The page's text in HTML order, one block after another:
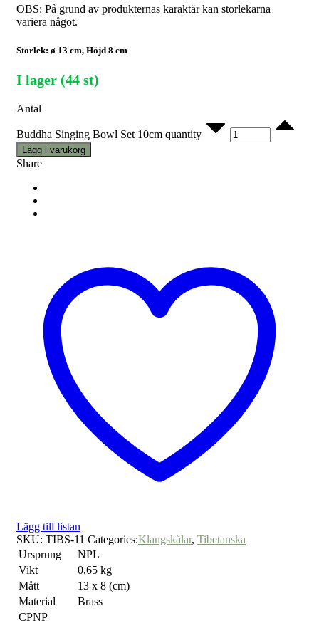
OBS: På grund av produkternas karaktär kan storlekarna
variera något.
Storlek: ø 13 cm, Höjd 8 cm
I lager (44 st)
Antal
Buddha Singing Bowl Set 10cm quantity
Lägg i varukorg
Share
Lägg till listan
SKU: TIBS-11 Categories:Klangskålar, Tibetanska
Ursprung
NPL
Vikt
0,65 kg
Mått
13 x 8 (cm)
Material
Brass
CPNP